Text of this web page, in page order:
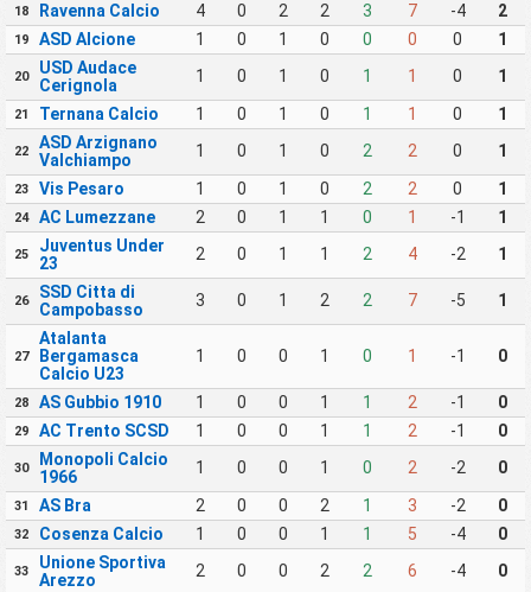
18 Ravenna Calcio 4 0 2 2 3 7 -4 2
19 ASD Alcione 1 0 1 0 0 0 0 1
20
USD Audace
Cerignola
1 0 1 0 1 1 0 1
21 Ternana Calcio 1 0 1 0 1 1 0 1
22
ASD Arzignano
Valchiampo
1 0 1 0 2 2 0 1
23 Vis Pesaro 1 0 1 0 2 2 0 1
24 AC Lumezzane 2 0 1 1 0 1 -1 1
25
Juventus Under
23
2 0 1 1 2 4 -2 1
26
SSD Citta di
Campobasso
3 0 1 2 2 7 -5 1
27
Atalanta
Bergamasca
Calcio U23
1 0 0 1 0 1 -1 0
28 AS Gubbio 1910 1 0 0 1 1 2 -1 0
29 AC Trento SCSD 1 0 0 1 1 2 -1 0
30
Monopoli Calcio
1966
1 0 0 1 0 2 -2 0
31 AS Bra 2 0 0 2 1 3 -2 0
32 Cosenza Calcio 1 0 0 1 1 5 -4 0
33
Unione Sportiva
Arezzo
2 0 0 2 2 6 -4 0